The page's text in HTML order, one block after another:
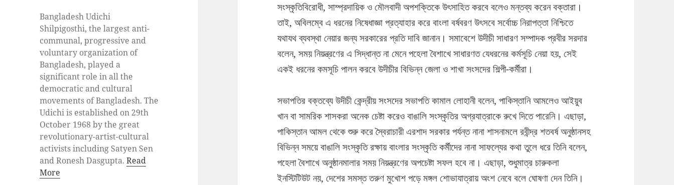
Bangladesh Udichi
Shilpigosthi, the largest anti-
communal, progressive and
voluntary organization of
Bangladesh, played a
significant role in all the
democratic and cultural
movements of Bangladesh. The
Udichi is established on 29th
October 1968 by the great
revolutionary-artist-cultural
activists including Satyen Sen
and Ronesh Dasgupta.Read
More
সংস্কৃতিবিরোধী, সাম্প্রদায়িক ও মৌলবাদী অপশক্তিকে উৎসাহিত করবে বলেও মন্তব্য করেন বক্তারা।
তাই, অবিলম্বে এ ধরনের নিষেধাজ্ঞা প্রত্যাহার করে বাংলা বর্ষবরণ উৎসবে সর্বোচ্চ নিরাপত্তা নিশ্চিতে
যথাযথ ব্যবস্থা নেয়ার জন্য সরকারের প্রতি দাবি জানান। সমাবেশে উদীচী সাধারণ সম্পাদক প্রবীর সরদার
বলেন, সময় নিয়ন্ত্রণের এ সিদ্ধান্ত না মেনে পহেলা বৈশাখে সাধারণত যেধরনের কর্মসূচি নেয়া হয়, সেই
একই ধরনের কমসূচি পালন করবে উদীচীর বিভিন্ন জেলা ও শাখা সংসদের শিল্পী-কর্মীরা।
সভাপতির বক্তব্যে উদীচী কেন্দ্রীয় সংসদের সভাপতি কামাল লোহানী বলেন, পাকিস্তানি আমলেও আইয়ুব
খান বা সামরিক শাসকরা অনেক চেষ্টা করেও বাঙালি সংস্কৃতির অগ্রযাত্রাকে রুখে দিতে পারেনি। এছাড়া,
পাকিস্তান আমল থেকে শুরু করে স্বৈরাচারী এরশাদ সরকার পর্যন্ত নানা শাসনামলে রবীন্দ্র শতবর্ষ অনুষ্ঠানসহ
বিভিন্ন সময়ে বাঙালি সংস্কৃতি রক্ষায় বাংলার সংস্কৃতি কর্মীদের নানা সাফল্যের কথা তুলে ধরে তিনি বলেন,
পহেলা বৈশাখে অনুষ্ঠানমালার সময় নিয়ন্ত্রণের অপচেষ্টা সফল হবে না। এছাড়া, শুধুমাত্র চারুকলা
ইনস্টিটিউট নয়, দেশের সমস্ত তরুণ মুখোশ পড়ে মঙ্গল শোভাযাত্রায় অংশ নেবে বলে ঘোষণা দেন তিনি।